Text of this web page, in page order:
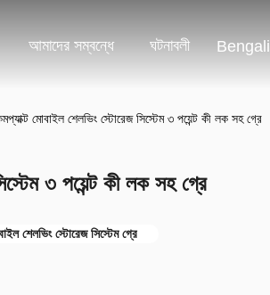
আমাদের সম্বন্ধে ঘটনাবলী Bengali
মোবাইল শেলভিং স্টোরেজ সিস্টেম ৩ পয়েন্ট কী লক সহ গ্রে
৩ পয়েন্ট কী লক সহ গ্রে
শেলভিং স্টোরেজ সিস্টেম গ্রে